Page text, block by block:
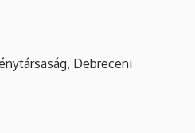
Debreceni